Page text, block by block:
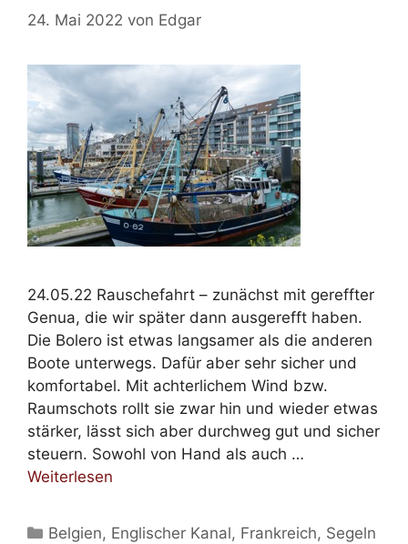
24. Mai 2022 von Edgar
24.05.22 Rauschefahrt – zunächst mit gereffter
Genua, die wir später dann ausgerefft haben.
Die Bolero ist etwas langsamer als die anderen
Boote unterwegs. Dafür aber sehr sicher und
komfortabel. Mit achterlichem Wind bzw.
Raumschots rollt sie zwar hin und wieder etwas
stärker, lässt sich aber durchweg gut und sicher
steuern. Sowohl von Hand als auch …
Weiterlesen
Kategorien
Belgien, Englischer Kanal, Frankreich, Segeln